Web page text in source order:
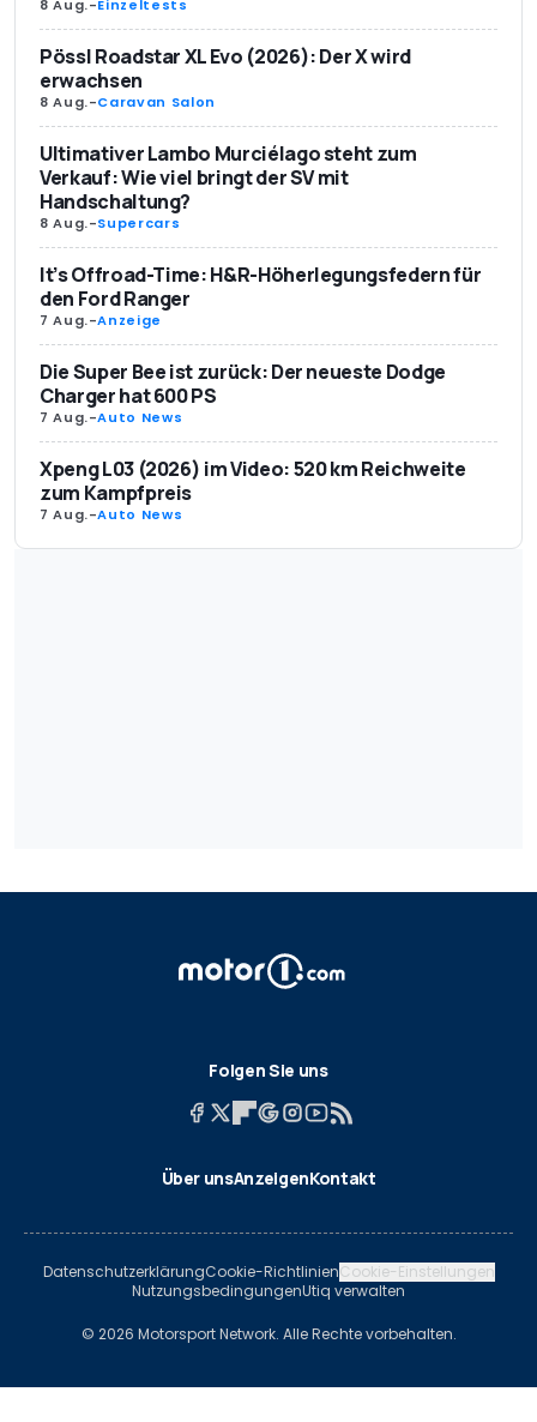
8 Aug.-Einzeltests
Pössl Roadstar XL Evo (2026): Der X wird
erwachsen
8 Aug.-Caravan Salon
Ultimativer Lambo Murciélago steht zum
Verkauf: Wie viel bringt der SV mit
Handschaltung?
8 Aug.-Supercars
It’s Offroad-Time: H&R-Höherlegungsfedern für
den Ford Ranger
7 Aug.-Anzeige
Die Super Bee ist zurück: Der neueste Dodge
Charger hat 600 PS
7 Aug.-Auto News
Xpeng L03 (2026) im Video: 520 km Reichweite
zum Kampfpreis
7 Aug.-Auto News
Folgen Sie uns
Über unsAnzeigenKontakt
DatenschutzerklärungCookie-RichtlinienCookie-Einstellungen
NutzungsbedingungenUtiq verwalten
© 2026 Motorsport Network. Alle Rechte vorbehalten.